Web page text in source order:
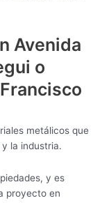
Avenida
o
metálicos que
la industria.
y es
proyecto en